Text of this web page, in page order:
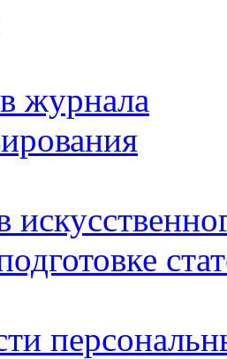
журнала